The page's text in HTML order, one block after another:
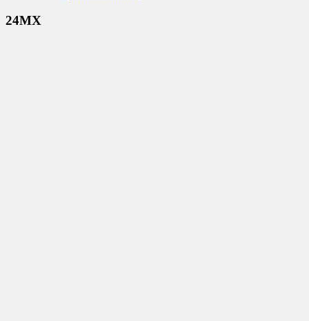
24MX